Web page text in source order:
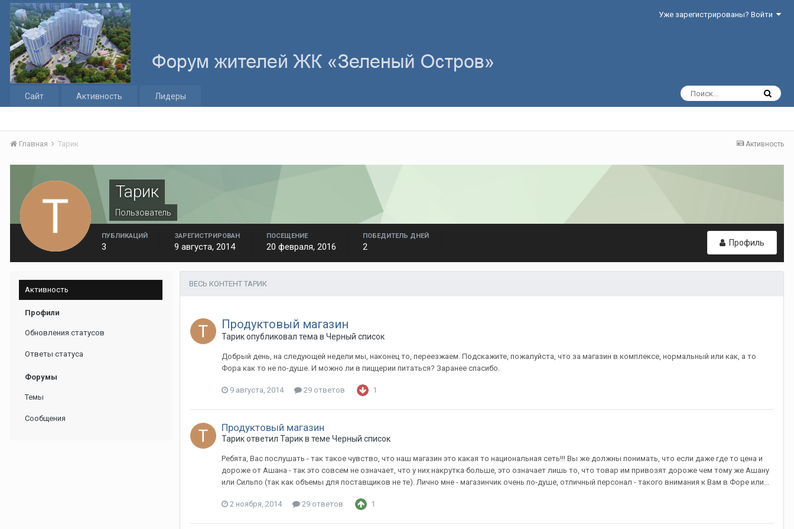
Уже зарегистрированы? Войти
Сайт Активность Лидеры
Активность
Главная Тарик
Тарик
Пользователь
Профиль
ПУБЛИКАЦИЙ
3
ЗАРЕГИСТРИРОВАН
9 августа, 2014
ПОСЕЩЕНИЕ
20 февраля, 2016
ПОБЕДИТЕЛЬ ДНЕЙ
2
Активность
Профили
Обновления статусов
Ответы статуса
Форумы
Темы
Сообщения
ВЕСЬ КОНТЕНТ ТАРИК
Продуктовый магазин
Тарик опубликовал тема в Черный список
Добрый день, на следующей недели мы, наконец то, переезжаем. Подскажите, пожалуйста, что за магазин в комплексе, нормальный или как, а то
Фора как то не по-душе. И можно ли в пиццерии питаться? Заранее спасибо.
9 августа, 2014 29 ответов 1
Продуктовый магазин
Тарик ответил Тарик в теме Черный список
Ребята, Вас послушать - так такое чувство, что наш магазин это какая то национальная сеть!!! Вы же должны понимать, что если даже где то цена и
дороже от Ашана - так это совсем не означает, что у них накрутка больше, это означает лишь то, что товар им привозят дороже чем тому же Ашану
или Сильпо (так как объемы для поставщиков не те). Лично мне - магазинчик очень по-душе, отличный персонал - такого внимания к Вам в Форе или...
2 ноября, 2014 29 ответов 1